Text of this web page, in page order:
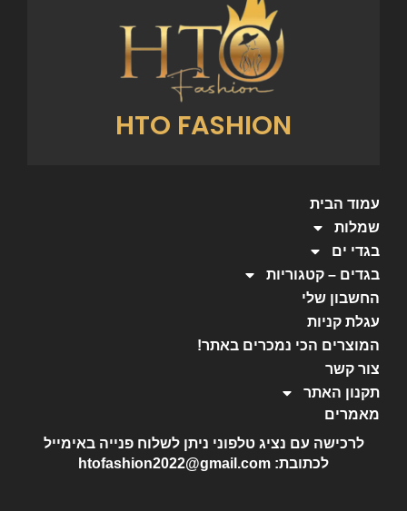
HTO FASHION
עמוד הבית
שמלות
בגדי ים
בגדים – קטגוריות
החשבון שלי
עגלת קניות
המוצרים הכי נמכרים באתר!
צור קשר
תקנון האתר
מאמרים
לרכישה עם נציג טלפוני ניתן לשלוח פנייה באימייל
לכתובת: htofashion2022@gmail.com